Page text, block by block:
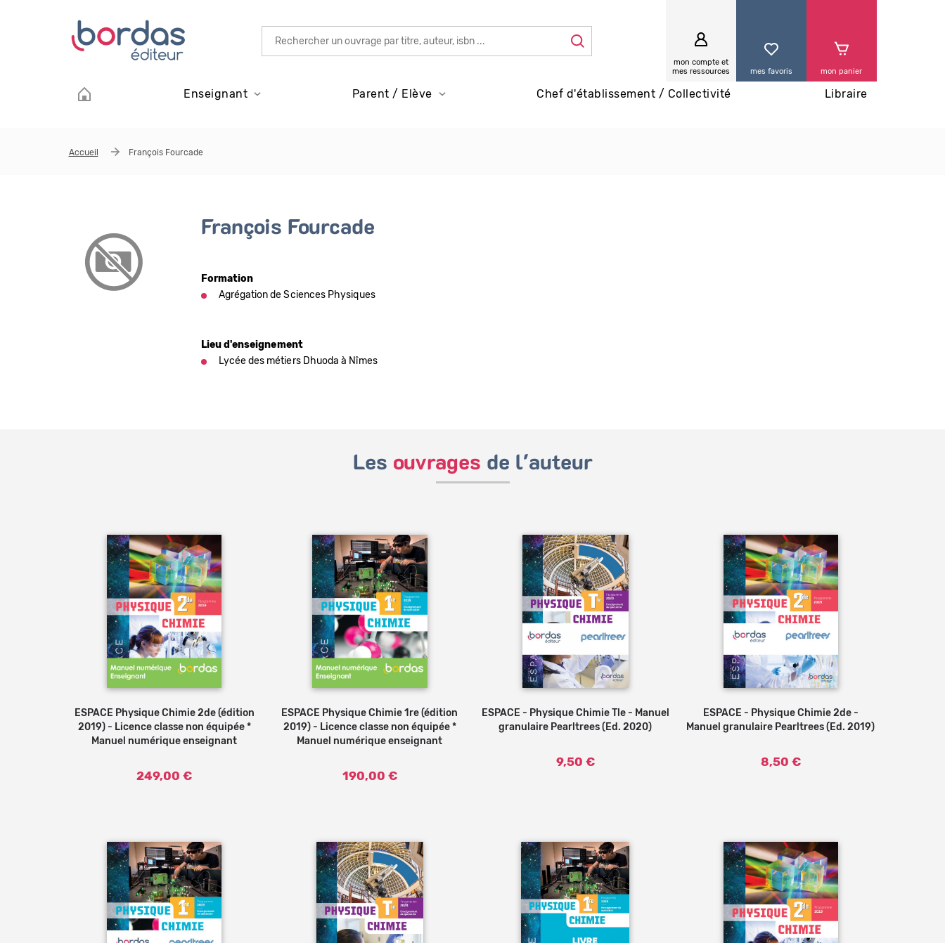
Aller au contenu principal
mon compte et
mes ressources
mes favoris mon panier
Enseignant Parent / Elève Chef d'établissement / Collectivité Libraire
Accueil François Fourcade
François Fourcade
Formation
Agrégation de Sciences Physiques
Lieu d'enseignement
Lycée des métiers Dhuoda à Nîmes
Les ouvrages de l'auteur
ESPACE Physique Chimie 2de (édition
2019) - Licence classe non équipée *
Manuel numérique enseignant
249,00 €
ESPACE Physique Chimie 1re (édition
2019) - Licence classe non équipée *
Manuel numérique enseignant
190,00 €
ESPACE - Physique Chimie Tle - Manuel
granulaire Pearltrees (Ed. 2020)
9,50 €
ESPACE - Physique Chimie 2de -
Manuel granulaire Pearltrees (Ed. 2019)
8,50 €